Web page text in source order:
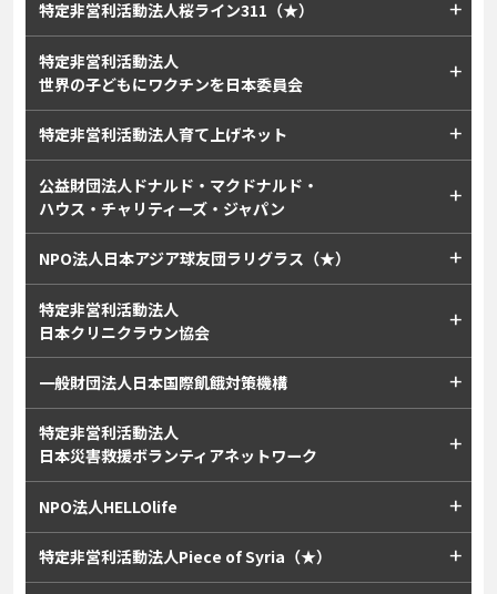
特定非営利活動法人桜ライン311（★）
特定非営利活動法人
世界の子どもにワクチンを日本委員会
特定非営利活動法人育て上げネット
公益財団法人ドナルド・マクドナルド・
ハウス・チャリティーズ・ジャパン
NPO法人日本アジア球友団ラリグラス（★）
特定非営利活動法人
日本クリニクラウン協会
一般財団法人日本国際飢餓対策機構
特定非営利活動法人
日本災害救援ボランティアネットワーク
NPO法人HELLOlife
特定非営利活動法人Piece of Syria（★）